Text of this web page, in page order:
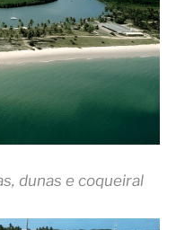
dunas e coqueiral